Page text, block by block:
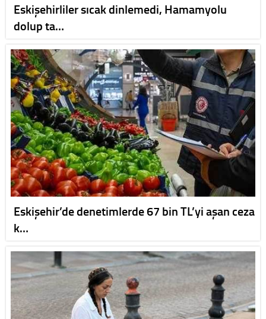
Eskişehirliler sıcak dinlemedi, Hamamyolu
dolup ta…
Eskişehir’de denetimlerde 67 bin TL’yi aşan ceza
k…